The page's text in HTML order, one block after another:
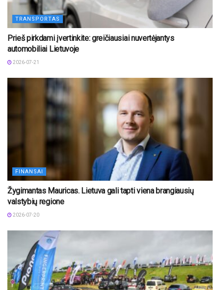
TRANSPORTAS
Prieš pirkdami įvertinkite: greičiausiai nuvertėjantys
automobiliai Lietuvoje
2026-07-21
FINANSAI
Žygimantas Mauricas. Lietuva gali tapti viena brangiausių
valstybių regione
2026-07-20